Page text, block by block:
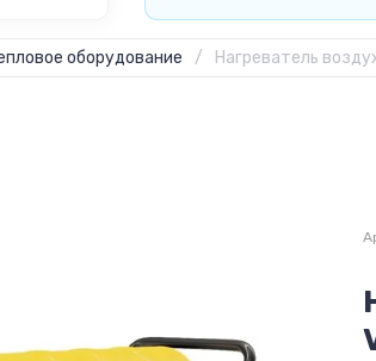
оборудование / Нагреватель